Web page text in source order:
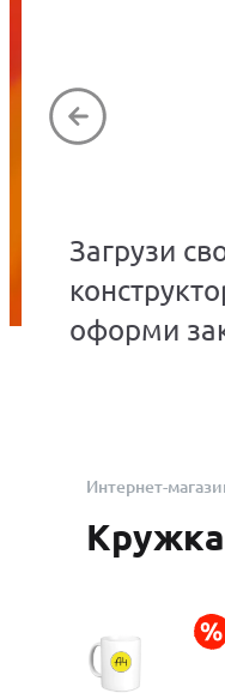
Загрузи
оформи
Интернет-